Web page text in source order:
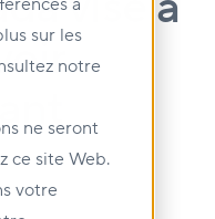
à
sur les
notre
ne seront
ce site Web.
votre